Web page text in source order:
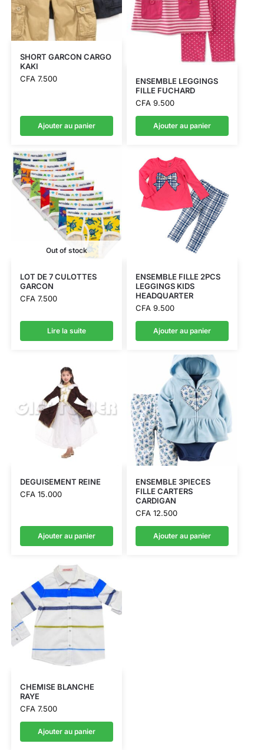
SHORT GARCON CARGO
KAKI
CFA7.500
Ajouter au panier
ENSEMBLE LEGGINGS
FILLE FUCHARD
CFA9.500
Ajouter au panier
Out of stock
LOT DE 7 CULOTTES
GARCON
CFA7.500
Lire la suite
ENSEMBLE FILLE 2PCS
LEGGINGS KIDS
HEADQUARTER
CFA9.500
Ajouter au panier
DEGUISEMENT REINE
CFA15.000
Ajouter au panier
ENSEMBLE 3PIECES
FILLE CARTERS
CARDIGAN
CFA12.500
Ajouter au panier
CHEMISE BLANCHE
RAYE
CFA7.500
Ajouter au panier